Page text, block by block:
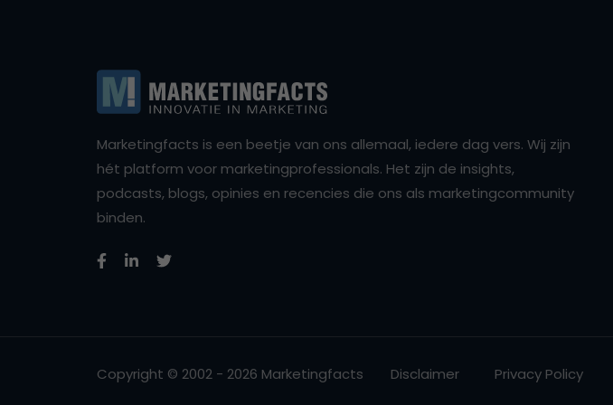
Marketingfacts is een beetje van ons allemaal, iedere dag vers. Wij zijn
hét platform voor marketingprofessionals. Het zijn de insights,
podcasts, blogs, opinies en recencies die ons als marketingcommunity
binden.
Copyright © 2002 - 2026 Marketingfacts Disclaimer Privacy Policy